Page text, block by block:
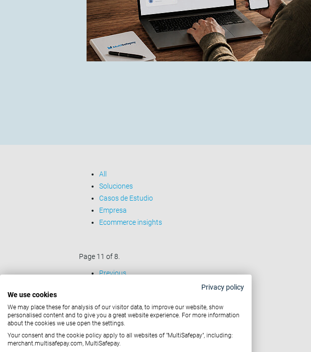
All
Soluciones
Casos de Estudio
Empresa
Ecommerce insights
Page 11 of 8.
Previous
6
7
8
Privacy policy
We use cookies
We may place these for analysis of our visitor data, to improve our website, show
personalised content and to give you a great website experience. For more information
about the cookies we use open the settings.
Your consent and the cookie policy apply to all websites of "MultiSafepay", including:
merchant.multisafepay.com, MultiSafepay.